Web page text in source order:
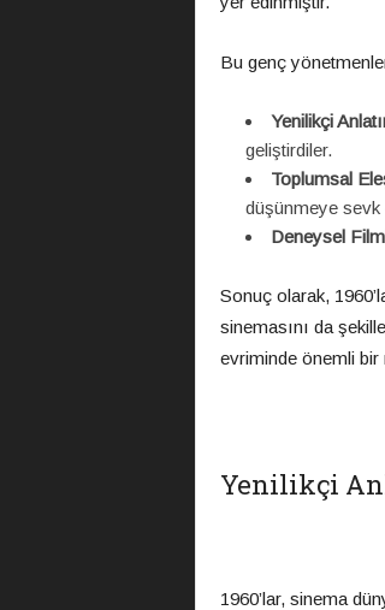
Bu genç
Yenilikçi
geliştirdiler.
Toplumsal
düşünmeye sevk
Deneysel
Sonuç olarak,
sinemasını da
evriminde önemli bir
Yenilikçi
1960’lar, sinema